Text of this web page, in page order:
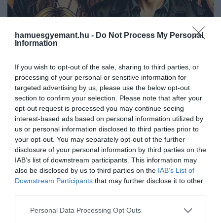
hamuesgyemant.hu - Do Not Process My Personal
Information
If you wish to opt-out of the sale, sharing to third parties, or
processing of your personal or sensitive information for
targeted advertising by us, please use the below opt-out
section to confirm your selection. Please note that after your
opt-out request is processed you may continue seeing
interest-based ads based on personal information utilized by
us or personal information disclosed to third parties prior to
your opt-out. You may separately opt-out of the further
disclosure of your personal information by third parties on the
IAB’s list of downstream participants. This information may
also be disclosed by us to third parties on the IAB’s List of
Downstream Participants that may further disclose it to other
Please note that this website/app uses one or more Google
Personal Data Processing Opt Outs
A popkultúra egyik legrejtélyesebb és
legtragikusabb fenoménja az
úgynevezett 27-esek klubja – a csoport
olyan hírességeket, művészeket foglal
magába, akik megrázó módon mind 27
éves korukban hunytak el. Az évek során
több ikonikus zenész és művész vált a
szomorú klub tagjává, akik karrierjük…
2025. ÁPRILIS 6. ● TURI DÁNIEL
A 27-esek klubja: öt híresség,
aki tragikusan fiatalon…
TURI DÁNIEL